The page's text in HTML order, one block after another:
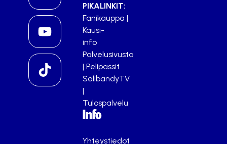
PIKALINKIT:
Fanikauppa |
Kausi-
info
Palvelusivusto
| Pelipassit
SalibandyTV
|
Tulospalvelu
Info
Yhteystiedot